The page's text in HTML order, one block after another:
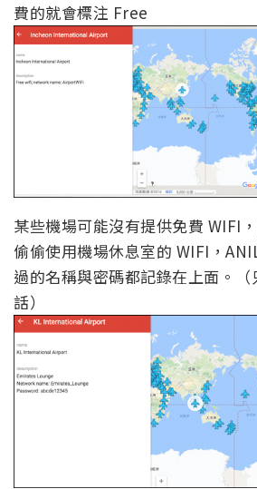
費的就會標注 Free
某些機場可能沒有提供免費 WIFI
偷偷使用機場休息室的 WIFI，
過的名稱與密碼都記錄在上面。
話）